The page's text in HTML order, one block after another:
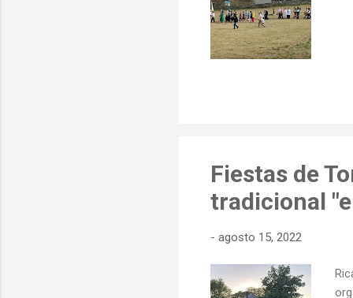
Fiestas de
tradicional
- agosto 15, 2022